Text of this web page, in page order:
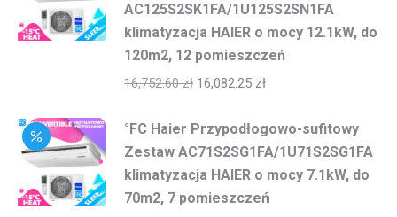
AC125S2SK1FA/1U125S2SN1FA
klimatyzacja HAIER o mocy 12.1kW, do
120m2, 12 pomieszczeń
16,752.60zł 16,082.25 zł
°FC Haier Przypodłogowo-sufitowy
Zestaw AC71S2SG1FA/1U71S2SG1FA
klimatyzacja HAIER o mocy 7.1kW, do
70m2, 7 pomieszczeń